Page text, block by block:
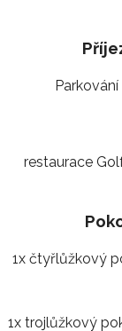
restaurace
1x čtyřlůžkový
1x trojlůžkový